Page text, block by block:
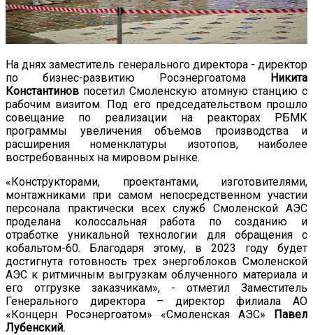
На днях заместитель генерального директора - директор
по бизнес-развитию Росэнергоатома Никита
Константинов посетил Смоленскую атомную станцию с
рабочим визитом. Под его председательством прошло
совещание по реализации на реакторах РБМК
программы увеличения объемов производства и
расширения номенклатуры изотопов, наиболее
востребованных на мировом рынке.
«Конструкторами, проектантами, изготовителями,
монтажниками при самом непосредственном участии
персонала практически всех служб Смоленской АЭС
проделана колоссальная работа по созданию и
отработке уникальной технологии для обращения с
кобальтом-60. Благодаря этому, в 2023 году будет
достигнута готовность трех энергоблоков Смоленской
АЭС к ритмичным выгрузкам облученного материала и
его отгрузке заказчикам», - отметил Заместитель
Генерального директора – директор филиала АО
«Концерн Росэнергоатом» «Смоленская АЭС» Павел
Лубенский.